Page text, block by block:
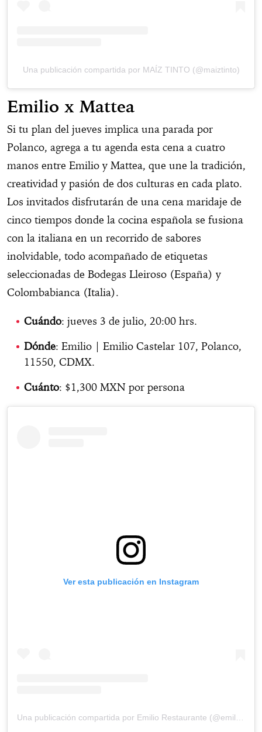
Una publicación compartida por MAÍZ TINTO (@maiztinto)
Emilio x Mattea
Si tu plan del jueves implica una parada por
Polanco, agrega a tu agenda esta cena a cuatro
manos entre Emilio y Mattea, que une la tradición,
creatividad y pasión de dos culturas en cada plato.
Los invitados disfrutarán de una cena maridaje de
cinco tiempos donde la cocina española se fusiona
con la italiana en un recorrido de sabores
inolvidable, todo acompañado de etiquetas
seleccionadas de Bodegas Lleiroso (España) y
Colombabianca (Italia).
Cuándo: jueves 3 de julio, 20:00 hrs.
Dónde: Emilio | Emilio Castelar 107, Polanco,
11550, CDMX.
Cuánto: $1,300 MXN por persona
Ver esta publicación en Instagram
Una publicación compartida por Emilio Restaurante (@emiliorestaurante)